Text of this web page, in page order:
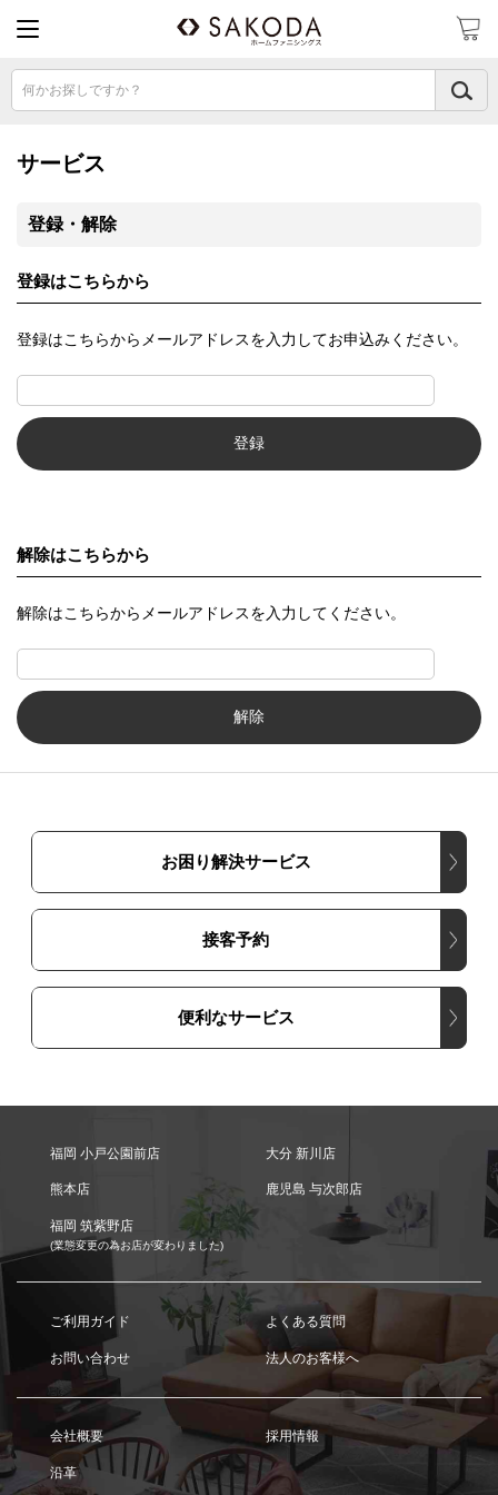
何かお探しですか？
サービス
登録・解除
登録はこちらから
登録はこちらからメールアドレスを入力してお申込みください。
解除はこちらから
解除はこちらからメールアドレスを入力してください。
お困り解決サービス
接客予約
便利なサービス
福岡 小戸公園前店 大分 新川店
熊本店 鹿児島 与次郎店
福岡 筑紫野店
(業態変更の為お店が変わりました)
ご利用ガイド よくある質問
お問い合わせ 法人のお客様へ
会社概要 採用情報
沿革